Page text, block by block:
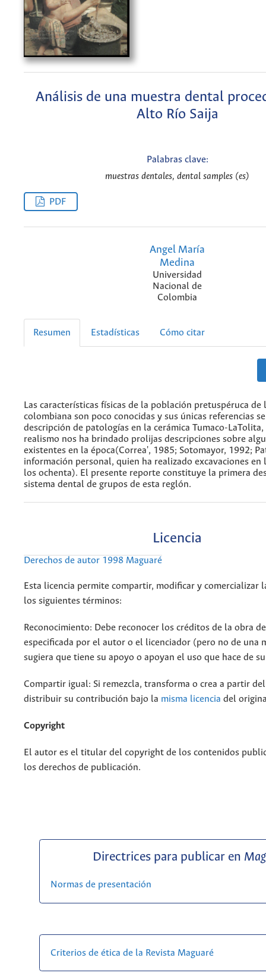
Análisis de una muestra dental
Alto Río Saija
Palabras clave:
muestras dentales, dental samples (es)
PDF
Angel María
Medina
Universidad
Nacional de
Colombia
Resumen Estadísticas Cómo citar
Las características físicas de la población pretuspéruca de
colombiana son poco conocidas y sus únicas referencias
descripción de patologías en la cerámica Tumaco-
realismo nos ha brindado prolijas descripciones sobre
existentes en la época(Correa', 1985; Sotomayor, 1992;
información personal, quien ha realizado excavaciones en
los ochenta). El presente reporte constituye la primera
sistema dental de grupos de esta reglón.
Licencia
Derechos de autor 1998 Maguaré
Esta licencia permite compartir, modificar y comercializar
los siguientes términos:
Reconocimiento: Debe reconocer los créditos de la obra
especificada por el autor o el licenciador (pero no de una
sugiera que tiene su apoyo o apoyan el uso que hace de
Compartir igual: Si remezcla, transforma o crea a partir
distribuir su contribución bajo la misma licencia del
Copyright
El autor es el titular del copyright de los contenidos
los derechos de publicación.
Directrices para publicar en
Normas de presentación
Criterios de ética de la Revista Maguaré